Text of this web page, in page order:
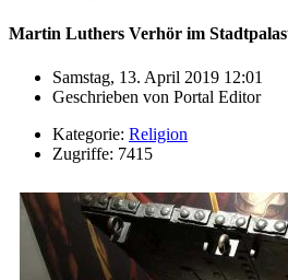
Martin Luthers Verhör im
Samstag, 13. April 2019 12:01
Geschrieben von Portal Editor
Kategorie: Religion
Zugriffe: 7415